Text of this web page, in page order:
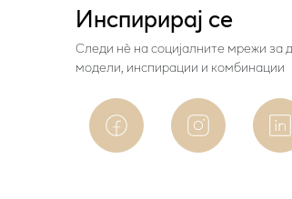
Инспирирај се
Следи нѐ на социјалните мрежи за
модели, инспирации и комбинации